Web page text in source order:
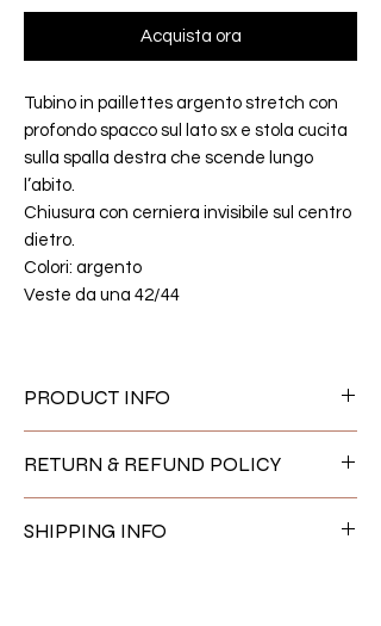
Acquista ora
Tubino in paillettes argento stretch con
profondo spacco sul lato sx e stola cucita
sulla spalla destra che scende lungo
l’abito.
Chiusura con cerniera invisibile sul centro
dietro.
Colori: argento
Veste da una 42/44
PRODUCT INFO
sartoriali disegnati e cuciti in Italia
RETURN & REFUND POLICY
prodotto, faccelo sapere entro 14 giorni
SHIPPING INFO